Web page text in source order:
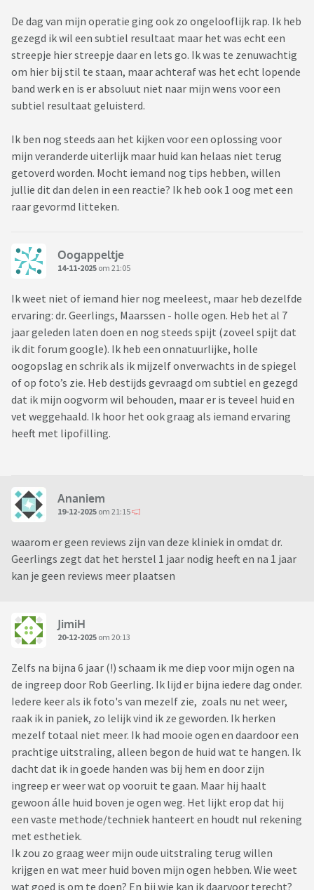
De dag van mijn operatie ging ook zo ongelooflijk rap. Ik heb
gezegd ik wil een subtiel resultaat maar het was echt een
streepje hier streepje daar en lets go. Ik was te zenuwachtig
om hier bij stil te staan, maar achteraf was het echt lopende
band werk en is er absoluut niet naar mijn wens voor een
subtiel resultaat geluisterd.
Ik ben nog steeds aan het kijken voor een oplossing voor
mijn veranderde uiterlijk maar huid kan helaas niet terug
getoverd worden. Mocht iemand nog tips hebben, willen
jullie dit dan delen in een reactie? Ik heb ook 1 oog met een
raar gevormd litteken.
Oogappeltje
14-11-2025 om 21:05
Ik weet niet of iemand hier nog meeleest, maar heb dezelfde
ervaring: dr. Geerlings, Maarssen - holle ogen. Heb het al 7
jaar geleden laten doen en nog steeds spijt (zoveel spijt dat
ik dit forum google). Ik heb een onnatuurlijke, holle
oogopslag en schrik als ik mijzelf onverwachts in de spiegel
of op foto’s zie. Heb destijds gevraagd om subtiel en gezegd
dat ik mijn oogvorm wil behouden, maar er is teveel huid en
vet weggehaald. Ik hoor het ook graag als iemand ervaring
heeft met lipofilling.
Ananiem
19-12-2025 om 21:15
waarom er geen reviews zijn van deze kliniek in omdat dr.
Geerlings zegt dat het herstel 1 jaar nodig heeft en na 1 jaar
kan je geen reviews meer plaatsen
JimiH
20-12-2025 om 20:13
Zelfs na bijna 6 jaar (!) schaam ik me diep voor mijn ogen na
de ingreep door Rob Geerling. Ik lijd er bijna iedere dag onder.
Iedere keer als ik foto's van mezelf zie, zoals nu net weer,
raak ik in paniek, zo lelijk vind ik ze geworden. Ik herken
mezelf totaal niet meer. Ik had mooie ogen en daardoor een
prachtige uitstraling, alleen begon de huid wat te hangen. Ik
dacht dat ik in goede handen was bij hem en door zijn
ingreep er weer wat op vooruit te gaan. Maar hij haalt
gewoon álle huid boven je ogen weg. Het lijkt erop dat hij
een vaste methode/techniek hanteert en houdt nul rekening
met esthetiek.
Ik zou zo graag weer mijn oude uitstraling terug willen
krijgen en wat meer huid boven mijn ogen hebben. Wie weet
wat goed is om te doen? En bij wie kan ik daarvoor terecht?